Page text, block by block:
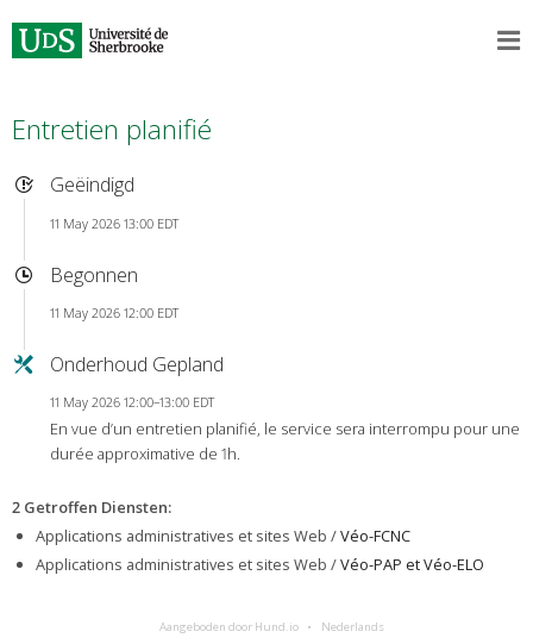
Entretien planifié
Geëindigd
11 May 2026 13:00 EDT
Begonnen
11 May 2026 12:00 EDT
Onderhoud Gepland
11 May 2026 12:00–13:00 EDT
En vue d’un entretien planifié, le service sera interrompu pour une
durée approximative de 1h.
2 Getroffen Diensten:
Applications administratives et sites Web /Véo-FCNC
Applications administratives et sites Web /Véo-PAP et Véo-ELO
Aangeboden door Hund.io Nederlands